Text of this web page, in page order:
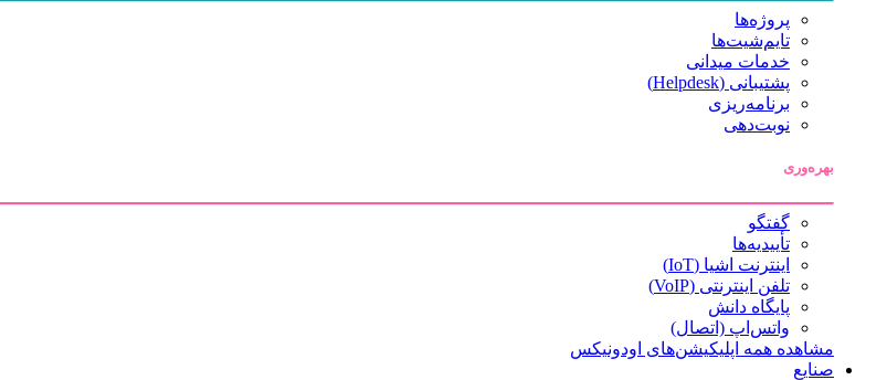
پروژه‌ها
تایم‌شیت‌ها
خدمات میدانی
پشتیبانی (Helpdesk)
برنامه‌ریزی
نوبت‌دهی
بهره‌وری
گفتگو
تأییدیه‌ها
اینترنت اشیا (IoT)
تلفن اینترنتی (VoIP)
پایگاه دانش
واتس‌اپ (اتصال)
مشاهده همه اپلیکیشن‌های اودونیکس
صنایع